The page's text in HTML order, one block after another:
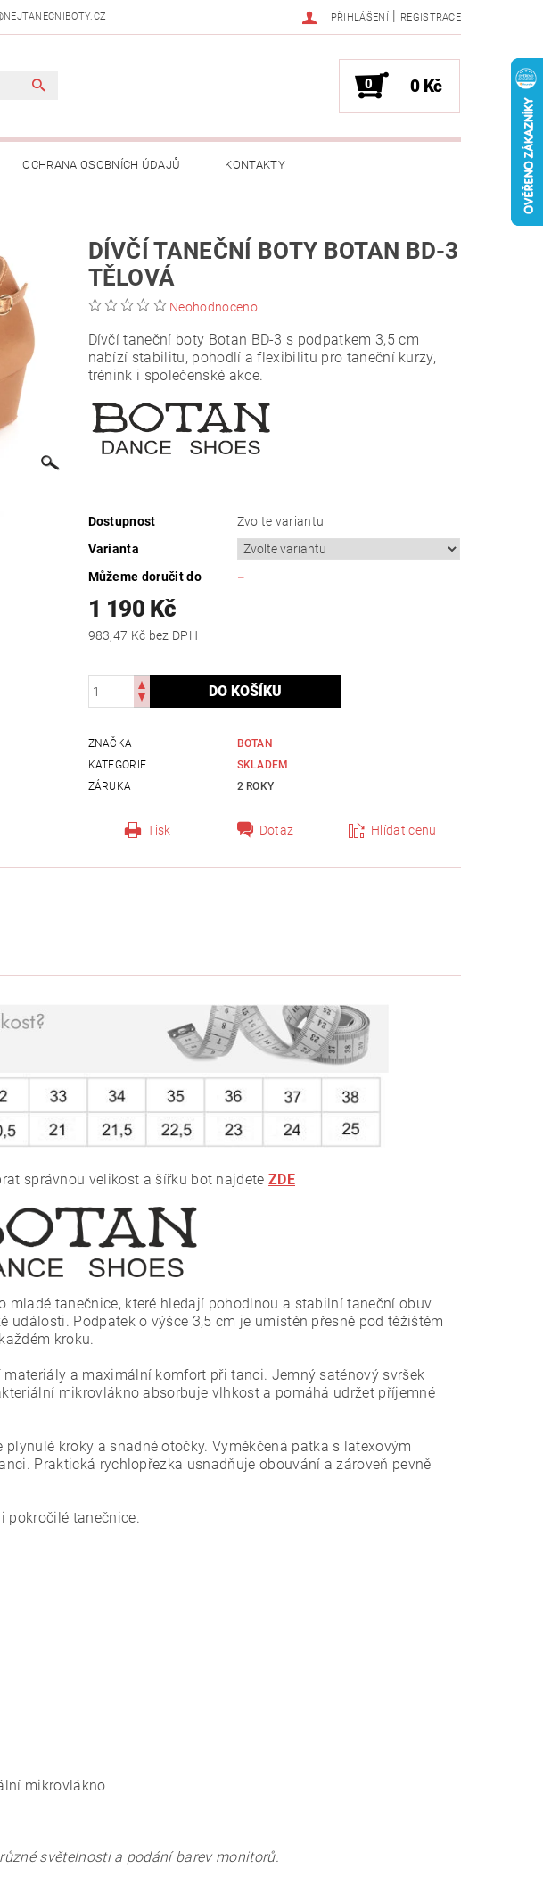
PŘIHLÁŠENÍ | REGISTRACE
0 0 Kč
OCHRANA OSOBNÍCH ÚDAJŮ KONTAKTY
DÍVČÍ TANEČNÍ BOTY BOTAN BD-3
TĚLOVÁ
Neohodnoceno
Dívčí taneční boty Botan BD-3 s podpatkem 3,5 cm
nabízí stabilitu, pohodlí a flexibilitu pro taneční kurzy,
trénink i společenské akce.
Dostupnost
Zvolte variantu
Varianta
Můžeme doručit do
–
1 190 Kč
983,47 Kč bez DPH
ZNAČKA
BOTAN
KATEGORIE
SKLADEM
ZÁRUKA
2 ROKY
Tisk Dotaz Hlídat cenu
správnou velikost a šířku bot najdeteZDE
mladé tanečnice, které hledají pohodlnou a stabilní taneční obuv
události. Podpatek o výšce 3,5 cm je umístěn přesně pod těžištěm
kroku.
a maximální komfort při tanci. Jemný saténový svršek
mikrovlákno absorbuje vlhkost a pomáhá udržet příjemné
kroky a snadné otočky. Vyměkčená patka s latexovým
Praktická rychlopřezka usnadňuje obouvání a zároveň pevně
pokročilé tanečnice.
mikrovlákno
světelnosti a podání barev monitorů.